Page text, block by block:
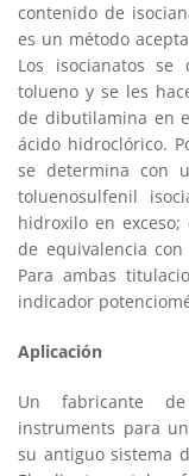
contenido de
es un método
Los isocianatos
tolueno y se les
de dibutilamina en
ácido hidroclórico.
se determina con
toluenosulfenil
hidroxilo en
de equivalencia
Para ambas
indicador
Aplicación
Un fabricante
instruments para
su antiguo sistema